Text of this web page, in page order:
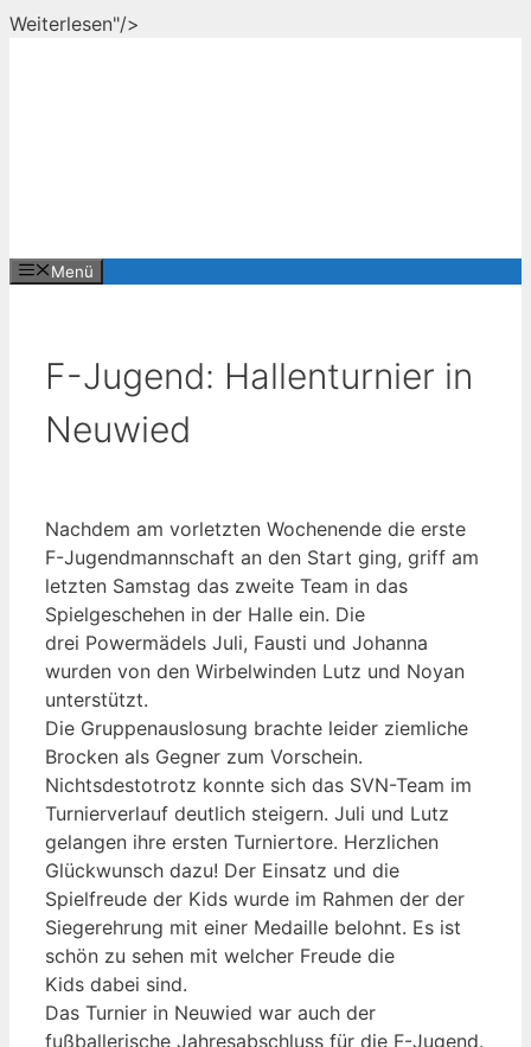
Weiterlesen"/>
Menü
F-Jugend: Hallenturnier in
Neuwied
Nachdem am vorletzten Wochenende die erste
F-Jugendmannschaft an den Start ging, griff am
letzten Samstag das zweite Team in das
Spielgeschehen in der Halle ein. Die
drei Powermädels Juli, Fausti und Johanna
wurden von den Wirbelwinden Lutz und Noyan
unterstützt.
Die Gruppenauslosung brachte leider ziemliche
Brocken als Gegner zum Vorschein.
Nichtsdestotrotz konnte sich das SVN-Team im
Turnierverlauf deutlich steigern. Juli und Lutz
gelangen ihre ersten Turniertore. Herzlichen
Glückwunsch dazu! Der Einsatz und die
Spielfreude der Kids wurde im Rahmen der der
Siegerehrung mit einer Medaille belohnt. Es ist
schön zu sehen mit welcher Freude die
Kids dabei sind.
Das Turnier in Neuwied war auch der
fußballerische Jahresabschluss für die F-Jugend.